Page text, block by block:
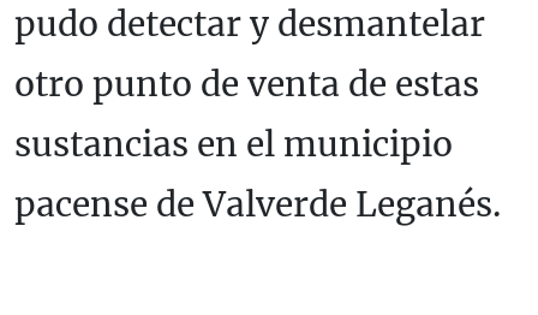
pudo detectar y desmantelar
otro punto de venta de estas
sustancias en el municipio
pacense de Valverde Leganés.